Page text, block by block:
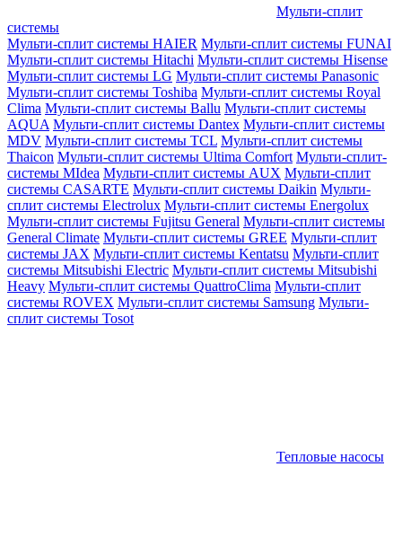
Мульти-сплит
системы
Мульти-сплит системы HAIER Мульти-сплит системы FUNAI
Мульти-сплит системы Hitachi Мульти-сплит системы Hisense
Мульти-сплит системы LG Мульти-сплит системы Panasonic
Мульти-сплит системы Toshiba Мульти-сплит системы Royal
Clima Мульти-сплит системы Ballu Мульти-сплит системы
AQUA Мульти-сплит системы Dantex Мульти-сплит системы
MDV Мульти-сплит системы TCL Мульти-сплит системы
Thaicon Мульти-сплит системы Ultima Comfort Мульти-сплит-
системы MIdea Мульти-сплит системы AUX Мульти-сплит
системы CASARTE Мульти-сплит системы Daikin Мульти-
сплит системы Electrolux Мульти-сплит системы Energolux
Мульти-сплит системы Fujitsu General Мульти-сплит системы
General Climate Мульти-сплит системы GREE Мульти-сплит
системы JAX Мульти-сплит системы Kentatsu Мульти-сплит
системы Mitsubishi Electric Мульти-сплит системы Mitsubishi
Heavy Мульти-сплит системы QuattroClima Мульти-сплит
системы ROVEX Мульти-сплит системы Samsung Мульти-
сплит системы Tosot
Тепловые насосы